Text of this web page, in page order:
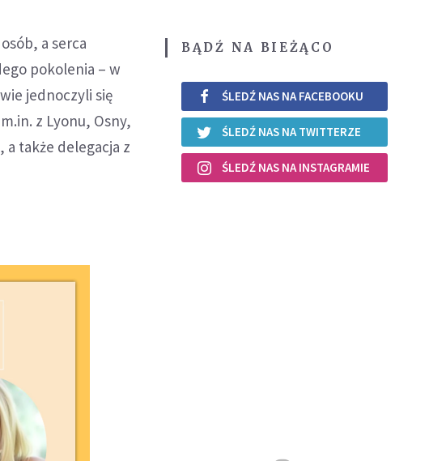
a serca
pokolenia – w
jednoczyli się
z Lyonu, Osny,
a także delegacja z
BĄDŹ NA BIEŻĄCO
ŚLEDŹ NAS NA FACEBOOKU
ŚLEDŹ NAS NA TWITTERZE
ŚLEDŹ NAS NA INSTAGRAMIE